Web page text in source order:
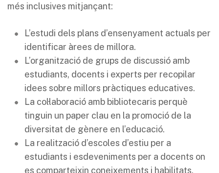
més inclusives mitjançant:
L’estudi dels plans d’ensenyament actuals per
identificar àrees de millora.
L’organització de grups de discussió amb
estudiants, docents i experts per recopilar
idees sobre millors pràctiques educatives.
La col·laboració amb bibliotecaris perquè
tinguin un paper clau en la promoció de la
diversitat de gènere en l’educació.
La realització d’escoles d’estiu per a
estudiants i esdeveniments per a docents on
es comparteixin coneixements i habilitats.